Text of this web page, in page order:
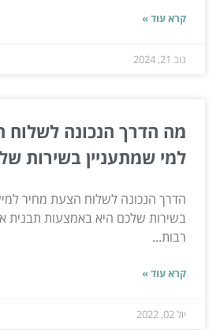
קרא עוד »
נוב 21, 2024
מה הדרך הנכונה
למי שמתעניין בשירות
הדרך הנכונה לשלוח הצעת מחיר
בשירות שלכם היא באמצעות תבנית
רבות...
קרא עוד »
יול 02, 2022